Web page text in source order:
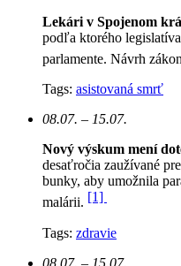
Lekári v Spojenom
podľa ktorého
parlamente. Návrh
Tags: asistovaná smrť
08.07. – 15.07.
Nový výskum mení
desaťročia zaužívané
bunky, aby umožnila
malárii. [1]
Tags: zdravie
08.07. – 15.07.